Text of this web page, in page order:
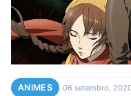
ANIMES 06 setembro, 2020